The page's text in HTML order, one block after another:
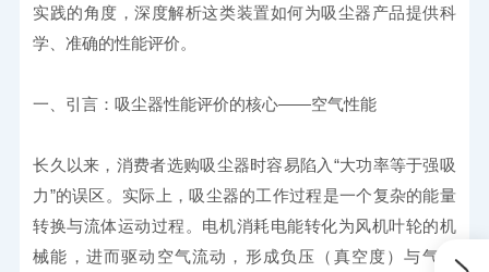
实践的角度，深度解析这类装置如何为吸尘器产品提供科
学、准确的性能评价。
一、引言：吸尘器性能评价的核心——空气性能
长久以来，消费者选购吸尘器时容易陷入“大功率等于强吸
力”的误区。实际上，吸尘器的工作过程是一个复杂的能量
转换与流体运动过程。电机消耗电能转化为风机叶轮的机
械能，进而驱动空气流动，形成负压（真空度）与气流